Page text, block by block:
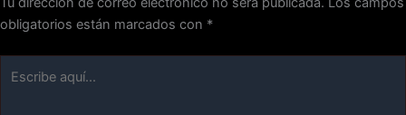
obligatorios están marcados con *
aquí...